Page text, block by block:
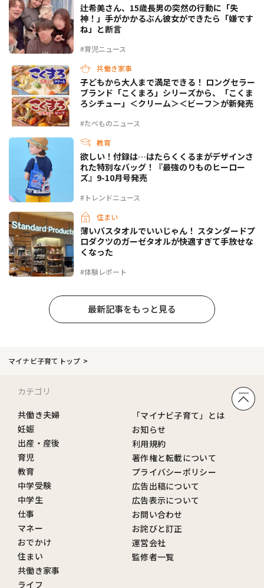
#育児ニュース
辻希美さん、15歳長男の突然の行動に「失
神！」手がかかるぶん彼女ができたら「嫌です
ね」と断言
共働き家事
#たべものニュース
子どもから大人まで満足できる！ ロングセラー
ブランド「こくまろ」シリーズから、「こくま
ろシチュー」＜クリーム＞＜ビーフ＞が新発売
教育
#トレンドニュース
欲しい！付録は…はたらくくるまがデザインさ
れた特別なバッグ！『最強のりものヒーロー
ズ』9-10月号発売
住まい
#体験レポート
薄いバスタオルでいいじゃん！ スタンダードプ
ロダクツのガーゼタオルが快適すぎて手放せな
くなった
最新記事をもっと見る
マイナビ子育てトップ
カテゴリ
共働き夫婦
妊娠
出産・産後
育児
教育
中学受験
中学生
仕事
マネー
おでかけ
住まい
共働き家事
ライフ
「マイナビ子育て」とは
お知らせ
利用規約
著作権と転載について
プライバシーポリシー
広告出稿について
広告表示について
お問い合わせ
お詫びと訂正
運営会社
監修者一覧